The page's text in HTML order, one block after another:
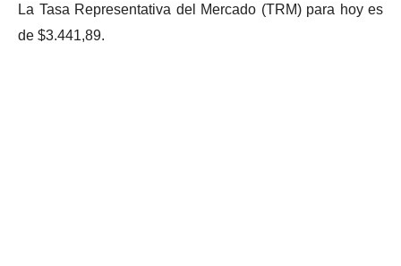
La Tasa Representativa del Mercado (TRM) para hoy es
de $3.441,89.